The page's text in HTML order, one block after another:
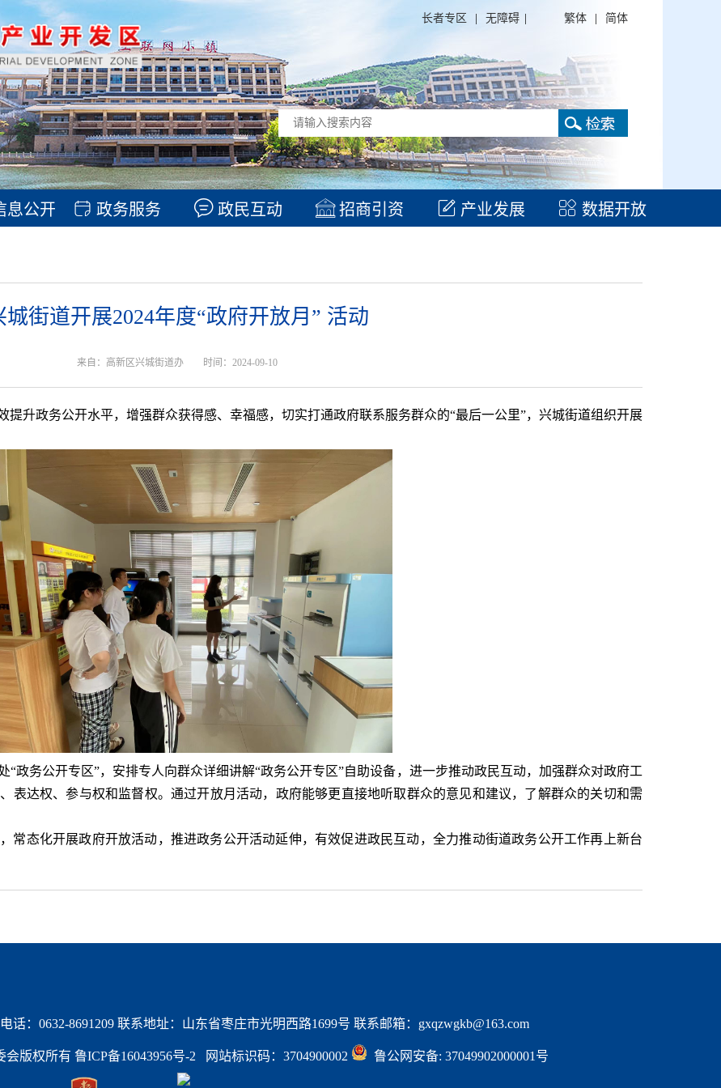
繁体 简体
长者专区 无障碍
息公开 政务服务 政民互动 招商引资 产业发展 数据开放
城街道开展2024年度“政府开放月” 活动
来自：高新区兴城街道办 时间：2024-09-10
提升政务公开水平，增强群众获得感、幸福感，切实打通政府联系服务群众的“最后一公里”，兴城街道组织开展
“政务公开专区”，安排专人向群众详细讲解“政务公开专区”自助设备，进一步推动政民互动，加强群众对政府工
表达权、参与权和监督权。通过开放月活动，政府能够更直接地听取群众的意见和建议，了解群众的关切和需
常态化开展政府开放活动，推进政务公开活动延伸，有效促进政民互动，全力推动街道政务公开工作再上新台
话：0632-8691209 联系地址：山东省枣庄市光明西路1699号 联系邮箱：gxqzwgkb@163.com
会版权所有 鲁ICP备16043956号-2 网站标识码：3704900002
  鲁公网安备: 37049902000001号